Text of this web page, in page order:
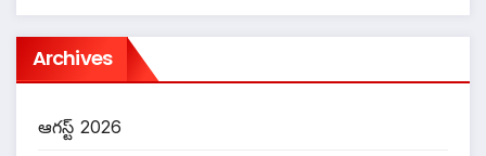
Archives
ఆగస్ట్ 2026